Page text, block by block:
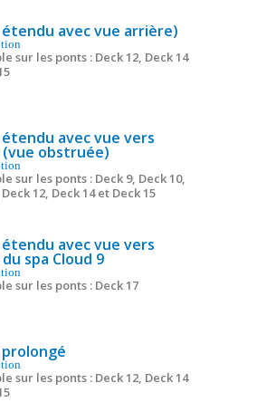
étendu avec vue arrière)
sur les ponts : Deck 12, Deck 14
étendu avec vue vers
(vue obstruée)
sur les ponts : Deck 9, Deck 10,
12, Deck 14 et Deck 15
étendu avec vue vers
du spa Cloud 9
sur les ponts : Deck 17
prolongé
sur les ponts : Deck 12, Deck 14